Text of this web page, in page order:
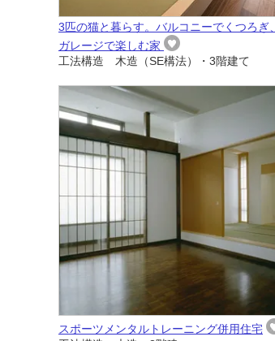
3匹の猫と暮らす。バルコニーでくつろぎ、
ガレージで楽しむ家
工法構造 木造（SE構法）・3階建て
スポーツメンタルトレーニング併用住宅